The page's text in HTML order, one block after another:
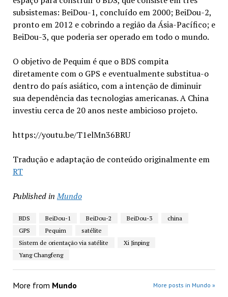
subsistemas: BeiDou-1, concluído em 2000; BeiDou-2,
pronto em 2012 e cobrindo a região da Ásia-Pacífico; e
BeiDou-3, que poderia ser operado em todo o mundo.
O objetivo de Pequim é que o BDS compita
diretamente com o GPS e eventualmente substitua-o
dentro do país asiático, com a intenção de diminuir
sua dependência das tecnologias americanas. A China
investiu cerca de 20 anos neste ambicioso projeto.
https://youtu.be/T1elMn36BRU
Tradução e adaptação de conteúdo originalmente em
RT
Published in Mundo
BDS BeiDou-1 BeiDou-2 BeiDou-3
china
GPS
Pequim
satélite
Sistem de orientação via satélite
Xi Jinping
Yang Changfeng
More from Mundo More posts in Mundo »